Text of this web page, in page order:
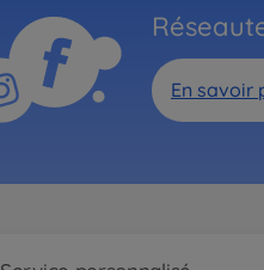
En savoir